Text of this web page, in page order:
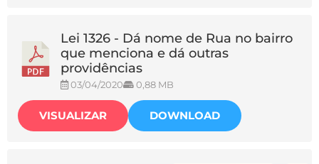
Lei 1326 - Dá nome de Rua no bairro
que menciona e dá outras
providências
03/04/2020 0,88 MB
VISUALIZAR DOWNLOAD